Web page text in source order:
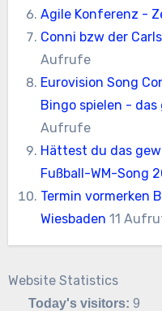
Agile Konferenz -
Conni bzw der
Aufrufe
Eurovision Song
Bingo spielen -
Aufrufe
Hättest du das
Fußball-WM-Song
Termin vormerken
Wiesbaden 11
Website Statistics
Today's visitors: 9